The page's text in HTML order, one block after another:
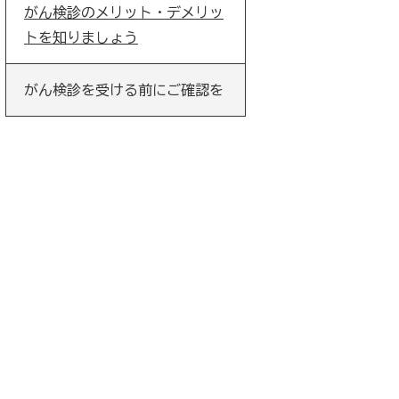
がん検診のメリット・デメリッ
トを知りましょう
がん検診を受ける前にご確認を